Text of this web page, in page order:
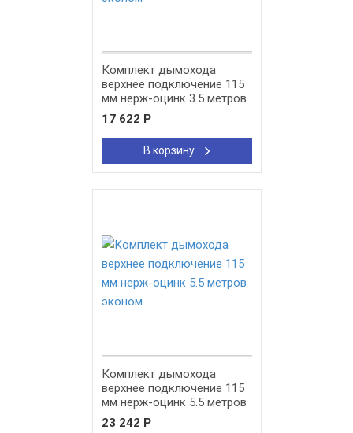
Комплект дымохода
верхнее подключение 115
мм нерж-оцинк 3.5 метров
эконом
17 622 Р
В корзину
Комплект дымохода
верхнее подключение 115
мм нерж-оцинк 5.5 метров
эконом
23 242 Р